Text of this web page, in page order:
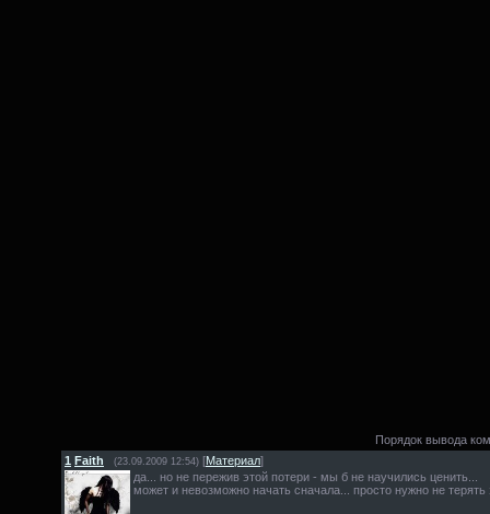
Порядок вывода
1 Faith (23.09.2009 12:54) [Материал]
да... но не пережив этой потери - мы б не научились ценить...
может и невозможно начать сначала... просто нужно не терять